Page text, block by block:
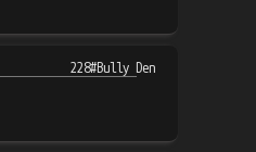
228#Bully Den